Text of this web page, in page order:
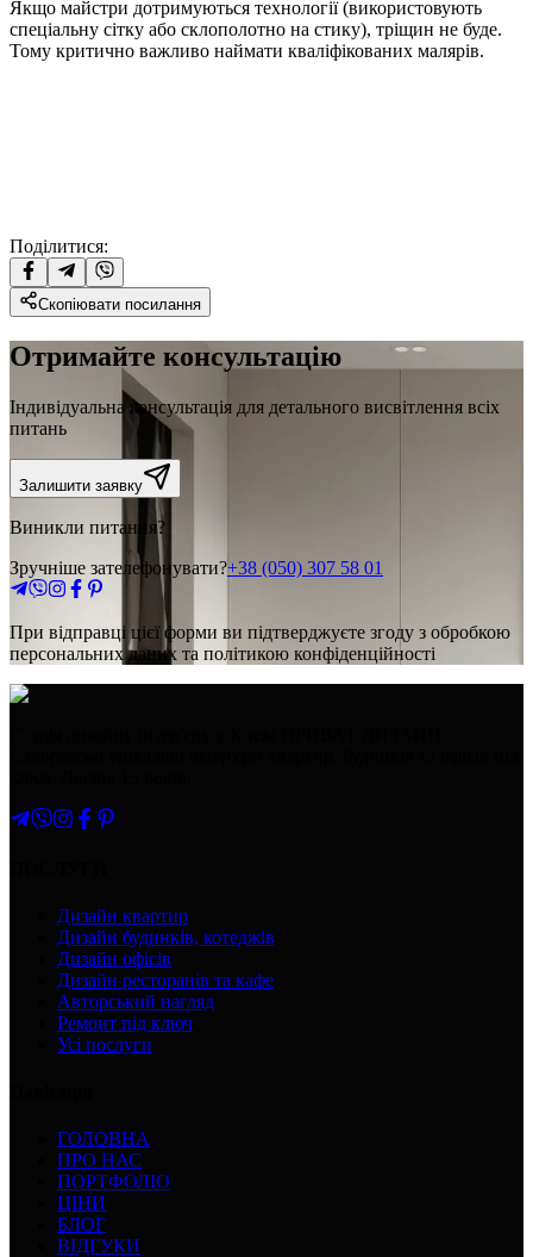
Якщо майстри дотримуються технології (використовують
спеціальну сітку або склополотно на стику), тріщин не буде.
Тому критично важливо наймати кваліфікованих малярів.
Поділитися:
Скопіювати посилання
Отримайте консультацію
Індивідуальна консультація для детального висвітлення всіх
питань
Залишити заявку
Виникли питання?
Зручніше зателефонувати?+38 (050) 307 58 01
При відправці цієї форми ви підтверджуєте згоду з обробкою
персональних даних та політикою конфіденційності
Дизайн квартир
Дизайн будинків, котеджів
Дизайн офісів
Дизайн ресторанів та кафе
Авторський нагляд
Ремонт під ключ
Усі послуги
ГОЛОВНА
ПРО НАС
ПОРТФОЛІО
ЦІНИ
БЛОГ
ВІДГУКИ